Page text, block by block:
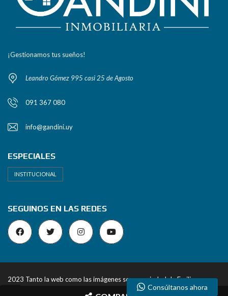
¡Gestionamos tus sueños!
Leandro Gómez 995 casi 25 de Agosto
091 367 080
info@gandini.uy
ESPECIALES
INSTITUCIONAL
SEGUINOS EN LAS REDES
2023 Tanto la web como las imágenes son propiedad de Emiliano
Gandini Inmobiliaria. Todos los derechos reservados.Consúltanos ahora